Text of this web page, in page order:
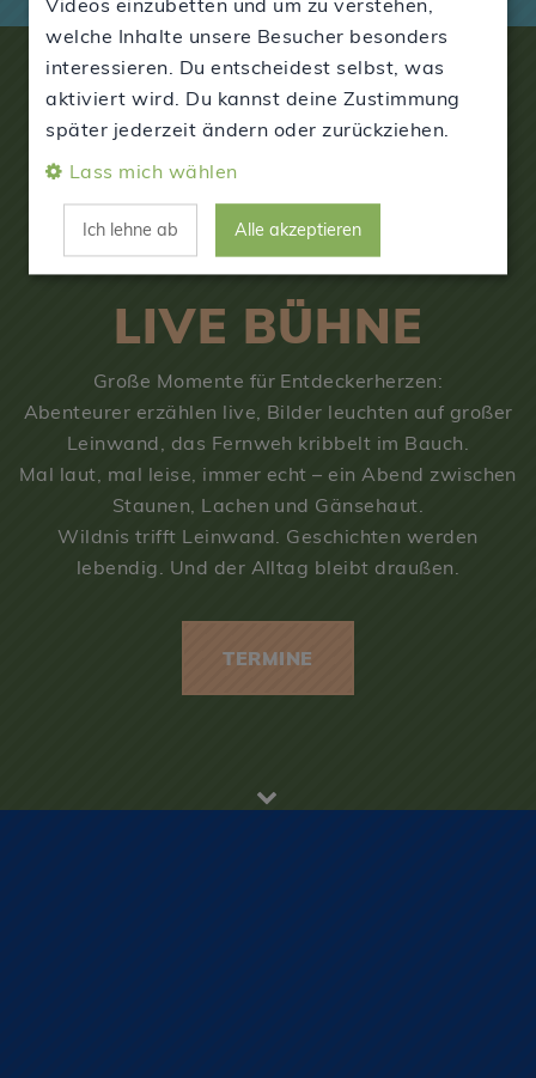
LIVE BÜHNE
Große Momente für Entdeckerherzen:
Abenteurer erzählen live, Bilder leuchten auf großer
Leinwand, das Fernweh kribbelt im Bauch.
Mal laut, mal leise, immer echt – ein Abend zwischen
Staunen, Lachen und Gänsehaut.
Wildnis trifft Leinwand. Geschichten werden
lebendig. Und der Alltag bleibt draußen.
TERMINE
Videos einzubetten und um zu verstehen,
welche Inhalte unsere Besucher besonders
interessieren. Du entscheidest selbst, was
aktiviert wird. Du kannst deine Zustimmung
später jederzeit ändern oder zurückziehen.
Lass mich wählen
Ich lehne ab Alle akzeptieren